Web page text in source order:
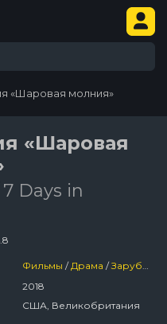
«Шаровая молния»
«Шаровая
Days in
Фильмы /Драма /Зарубежный
2018
США, Великобритания